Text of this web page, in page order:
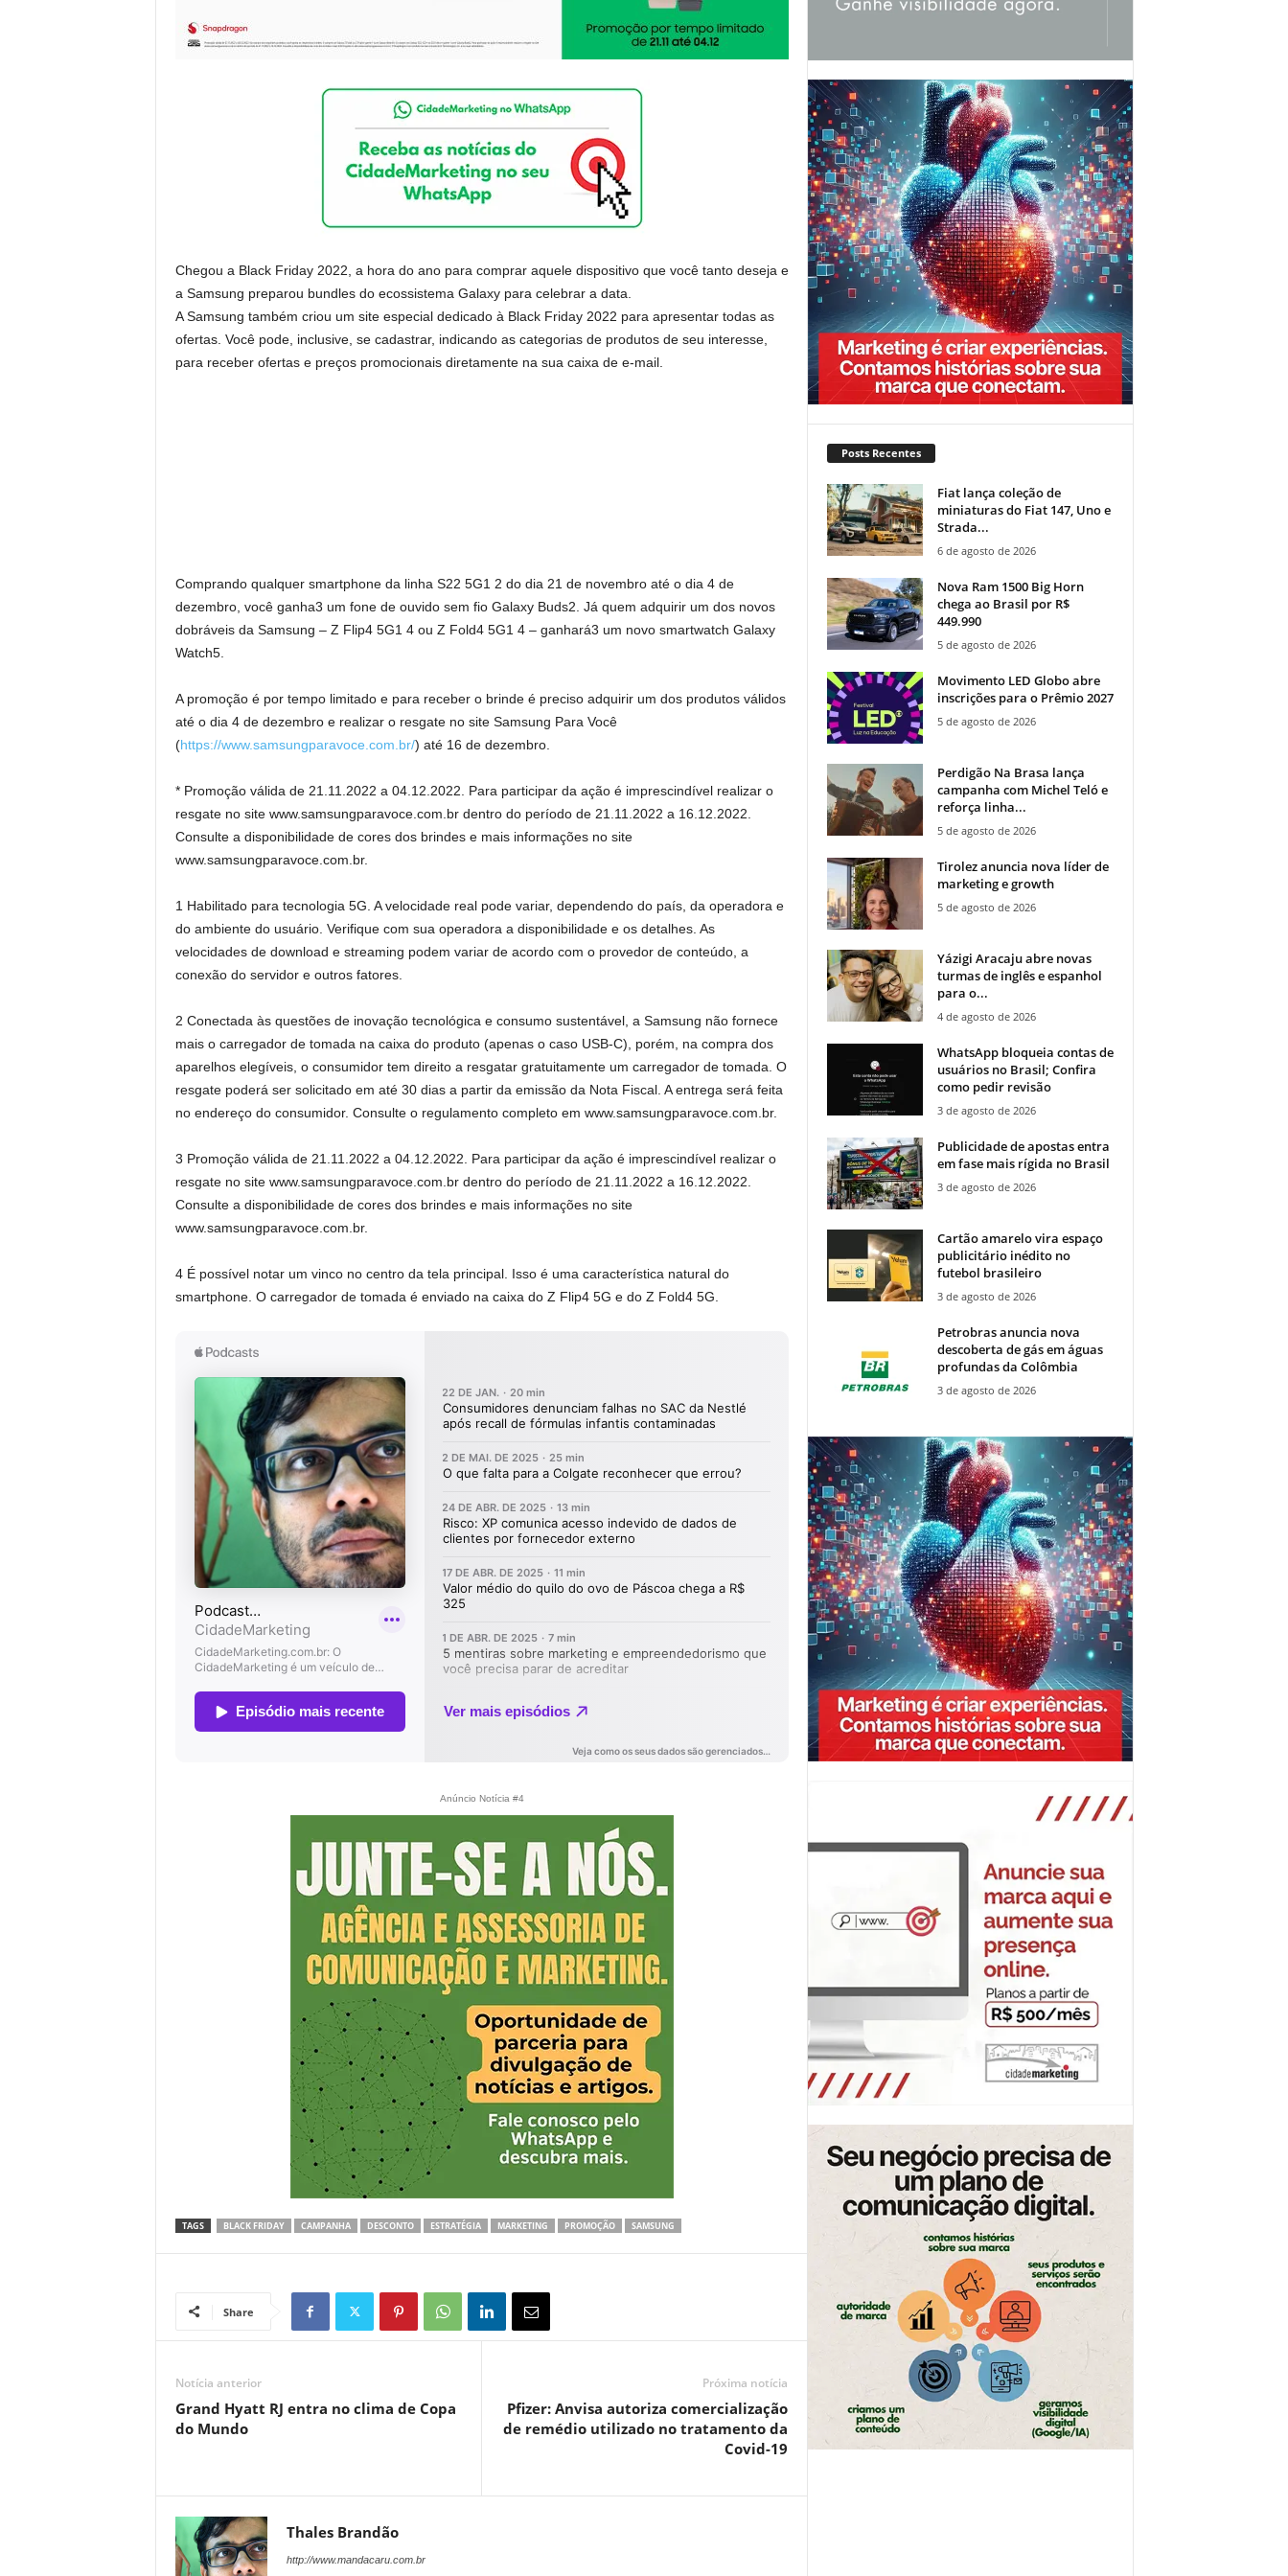
Chegou a Black Friday 2022, a hora do ano para comprar aquele dispositivo que você tanto deseja e
a Samsung preparou bundles do ecossistema Galaxy para celebrar a data.
A Samsung também criou um site especial dedicado à Black Friday 2022 para apresentar todas as
ofertas. Você pode, inclusive, se cadastrar, indicando as categorias de produtos de seu interesse,
para receber ofertas e preços promocionais diretamente na sua caixa de e-mail.
Comprando qualquer smartphone da linha S22 5G1 2 do dia 21 de novembro até o dia 4 de
dezembro, você ganha3 um fone de ouvido sem fio Galaxy Buds2. Já quem adquirir um dos novos
dobráveis da Samsung – Z Flip4 5G1 4 ou Z Fold4 5G1 4 – ganhará3 um novo smartwatch Galaxy
Watch5.
A promoção é por tempo limitado e para receber o brinde é preciso adquirir um dos produtos válidos
até o dia 4 de dezembro e realizar o resgate no site Samsung Para Você
(https://www.samsungparavoce.com.br/) até 16 de dezembro.
* Promoção válida de 21.11.2022 a 04.12.2022. Para participar da ação é imprescindível realizar o
resgate no site www.samsungparavoce.com.br dentro do período de 21.11.2022 a 16.12.2022.
Consulte a disponibilidade de cores dos brindes e mais informações no site
www.samsungparavoce.com.br.
1 Habilitado para tecnologia 5G. A velocidade real pode variar, dependendo do país, da operadora e
do ambiente do usuário. Verifique com sua operadora a disponibilidade e os detalhes. As
velocidades de download e streaming podem variar de acordo com o provedor de conteúdo, a
conexão do servidor e outros fatores.
2 Conectada às questões de inovação tecnológica e consumo sustentável, a Samsung não fornece
mais o carregador de tomada na caixa do produto (apenas o caso USB-C), porém, na compra dos
aparelhos elegíveis, o consumidor tem direito a resgatar gratuitamente um carregador de tomada. O
resgate poderá ser solicitado em até 30 dias a partir da emissão da Nota Fiscal. A entrega será feita
no endereço do consumidor. Consulte o regulamento completo em www.samsungparavoce.com.br.
3 Promoção válida de 21.11.2022 a 04.12.2022. Para participar da ação é imprescindível realizar o
resgate no site www.samsungparavoce.com.br dentro do período de 21.11.2022 a 16.12.2022.
Consulte a disponibilidade de cores dos brindes e mais informações no site
www.samsungparavoce.com.br.
4 É possível notar um vinco no centro da tela principal. Isso é uma característica natural do
smartphone. O carregador de tomada é enviado na caixa do Z Flip4 5G e do Z Fold4 5G.
Anúncio Notícia #4
TAGS BLACK FRIDAY CAMPANHA DESCONTO ESTRATÉGIA MARKETING PROMOÇÃO SAMSUNG
Share
Notícia anterior
Grand Hyatt RJ entra no clima de Copa
do Mundo
Próxima notícia
Pfizer: Anvisa autoriza comercialização
de remédio utilizado no tratamento da
Covid-19
Thales Brandão
http://www.mandacaru.com.br
Posts Recentes
Fiat lança coleção de
miniaturas do Fiat 147, Uno e
Strada...
6 de agosto de 2026
Nova Ram 1500 Big Horn
chega ao Brasil por R$
449.990
5 de agosto de 2026
Movimento LED Globo abre
inscrições para o Prêmio 2027
5 de agosto de 2026
Perdigão Na Brasa lança
campanha com Michel Teló e
reforça linha...
5 de agosto de 2026
Tirolez anuncia nova líder de
marketing e growth
5 de agosto de 2026
Yázigi Aracaju abre novas
turmas de inglês e espanhol
para o...
4 de agosto de 2026
WhatsApp bloqueia contas de
usuários no Brasil; Confira
como pedir revisão
3 de agosto de 2026
Publicidade de apostas entra
em fase mais rígida no Brasil
3 de agosto de 2026
Cartão amarelo vira espaço
publicitário inédito no
futebol brasileiro
3 de agosto de 2026
Petrobras anuncia nova
descoberta de gás em águas
profundas da Colômbia
3 de agosto de 2026